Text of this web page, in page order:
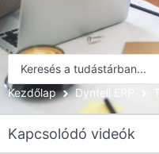
Kezdőlap Dyntell ERP
Kapcsolódó videók